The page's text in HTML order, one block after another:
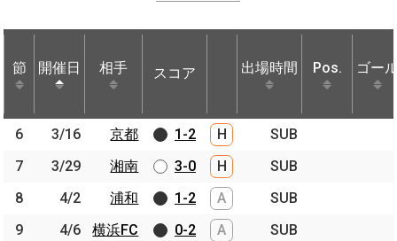
節 開催日 相手 スコア 出場時間 Pos. ゴー
節 開催日 相手 スコア 出場時間
6 3/16 京都 1-2 H
SUB
7
3/29 湘南 3-0 H
SUB
8
4/2 浦和 1-2 A
SUB
9
4/6 横浜FC 0-2 A
SUB
節 開催日 相手
6 3/16
京都
7
3/29
湘南
8
4/2
浦和
9
4/6
横浜FC